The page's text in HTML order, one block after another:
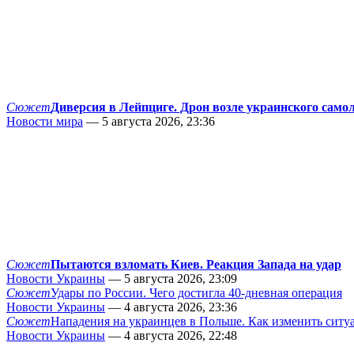
СюжетДиверсия в Лейпциге. Дрон возле украинского
Новости мира — 5 августа 2026, 23:36
СюжетПытаются взломать Киев. Реакция Запада на удар
Новости Украины — 5 августа 2026, 23:09
СюжетУдары по России. Чего достигла 40-дневная операция
Новости Украины — 4 августа 2026, 23:36
СюжетНападения на украинцев в Польше. Как изменить
Новости Украины — 4 августа 2026, 22:48